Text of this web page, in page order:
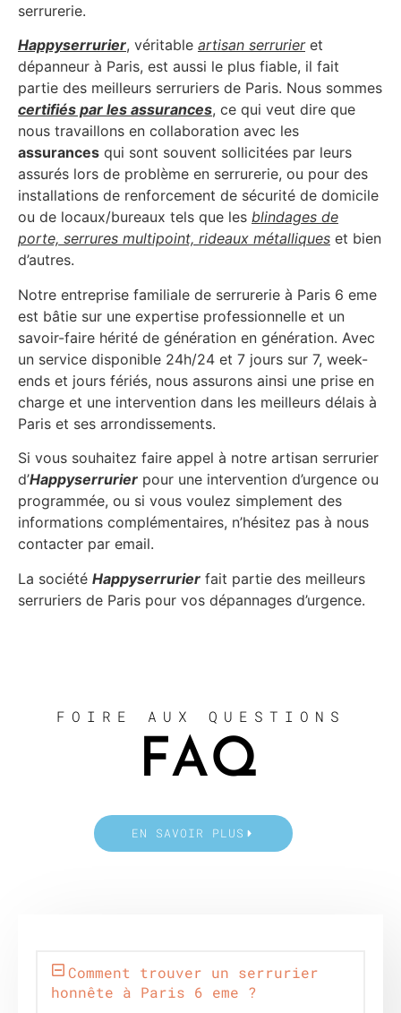
serrurerie.
Happyserrurier, véritable artisan serrurieret
dépanneur à Paris, est aussi le plus fiable, il fait
partie des meilleurs serruriers de Paris. Nous sommes
certifiés par les assurances, ce qui veut dire que
nous travaillons en collaboration avec les
assurances qui sont souvent sollicitées par leurs
assurés lors de problème en serrurerie, ou pour des
installations de renforcement de sécurité de domicile
ou de locaux/bureaux tels que les blindages de
porte, serrures multipoint, rideaux métalliques et bien
d’autres.
Notre entreprise familiale de serrurerie à Paris 6 eme
est bâtie sur une expertise professionnelle et un
savoir-faire hérité de génération en génération. Avec
un service disponible 24h/24 et 7 jours sur 7, week-
ends et jours fériés, nous assurons ainsi une prise en
charge et une intervention dans les meilleurs délais à
Paris et ses arrondissements.
Si vous souhaitez faire appel à notre artisan serrurier
d’Happyserrurier pour une intervention d’urgence ou
programmée, ou si vous voulez simplement des
informations complémentaires, n’hésitez pas à nous
contacter par email.
La société Happyserrurier fait partie des meilleurs
serruriers de Paris pour vos dépannages d’urgence.
FOIRE AUX QUESTIONS
FAQ
EN SAVOIR PLUS
Comment trouver un serrurier
honnête à Paris 6 eme ?